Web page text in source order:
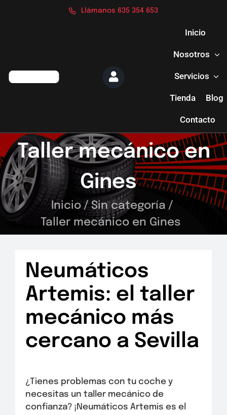
Llámanos 635 354 653
Inicio
Nosotros
Servicios
Tienda Blog
Contacto
Taller mecánico en
Gines
Inicio / Sin categoría /
Taller mecánico en Gines
Neumáticos
Artemis: el taller
mecánico más
cercano a Sevilla
¿Tienes problemas con tu coche y
necesitas un taller mecánico de
confianza? ¡Neumáticos Artemis es el